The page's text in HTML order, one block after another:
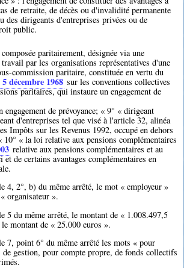
de retraite, de décès ou d'invalidité permanente
des dirigeants d'entreprises privées ou de
public.
paritairement, désignée via une
par les organisations représentatives d'une
commission paritaire, constituée en vertu du
décembre 1968 sur les conventions collectives
paritaires, qui instaure un engagement de
de prévoyance; « 9° « dirigeant
d'entreprises tel que visé à l'article 32, alinéa
Impôts sur les Revenus 1992, occupé en dehors
« la loi relative aux pensions complémentaires
relative aux pensions complémentaires et au
de certains avantages complémentaires en
4, 2°, b) du même arrêté, le mot « employeur »
organisateur ».
5 du même arrêté, le montant de « 1.008.497,5
montant de « 25.000 euros ».
7, point 6° du même arrêté les mots « pour
de gestion, pour compte propre, de fonds collectifs